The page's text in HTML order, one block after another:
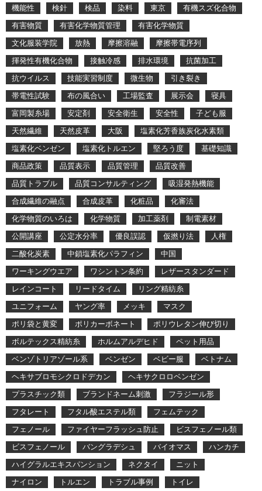
機能性
検針 検品 染料 東京
有機スズ化合物
有害物質
有害化学物質管理
有害化学物質
文化服装学院
放熱 摩擦溶融
摩擦帯電序列
揮発性有機化合物
接触冷感 排水環境
抗菌加工
抗ウイルス
技能実習制度 微生物
引き裂き
帯電性試験
布の風合い 工場監査 展示会
寝具
富岡製糸場
安定剤 安全衛生 安全性
子ども服
天然繊維
天然皮革 大阪
塩素化芳香族炭化水素類
塩素化ベンゼン
塩素化トルエン 堅ろう度
基礎知識
商品政策
品質表示 品質管理
品質改善
品質トラブル
品質コンサルティング
吸湿発熱機能
合成繊維の融点
合成皮革 化粧品
化審法
化学物質のいろは
化学物質 加工薬剤
制電素材
公開講座
公定水分率 優良誤認 仮撚り法
人権
二酸化炭素
中鎖塩素化パラフィン
中国
ワーキングウエア
ワシントン条約
レザースタンダード
レインコート
リードタイム
リング精紡糸
ユニフォーム
ヤング率 メッキ
マスク
ポリ袋と黄変
ポリカーボネート
ポリウレタン伸び切り
ボルテックス精紡糸
ホルムアルデヒド
ペット用品
ベンゾトリアゾール系
ベンゼン ベビー服
ベトナム
ヘキサブロモシクロドデカン
ヘキサクロロベンゼン
プラスチック類
ブランドネーム刺激
フラジール形
フタレート
フタル酸エステル類
フェムテック
フェノール
ファイヤーフラッシュ防止
ビスフェノール類
ビスフェノール
バングラデシュ バイオマス
ハンカチ
ハイグラルエキスパンション
ネクタイ
ニット
ナイロン
トルエン トラブル事例 トイレ